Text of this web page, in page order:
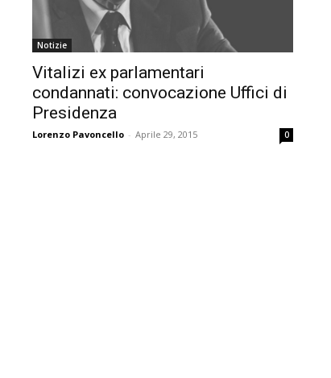
Notizie
Vitalizi ex parlamentari
condannati: convocazione Uffici di
Presidenza
Lorenzo Pavoncello - Aprile 29, 2015 0